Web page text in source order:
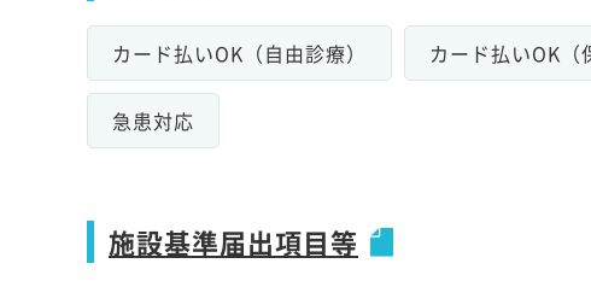
カード払いOK（自由診療） カード払いOK（
急患対応
施設基準届出項目等